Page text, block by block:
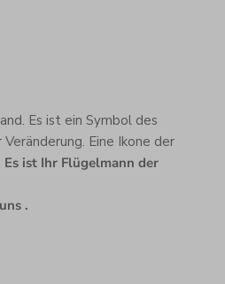
Es ist ein Symbol des
Eine Ikone der
Es ist Ihr Flügelmann der
.